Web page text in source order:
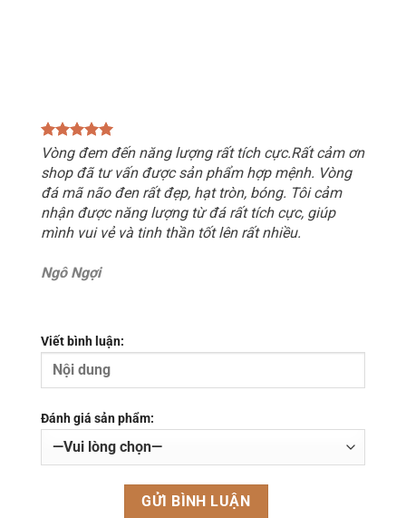
Vòng đem đến năng lượng rất tích cực.Rất cảm ơn
shop đã tư vấn được sản phẩm hợp mệnh. Vòng
đá mã não đen rất đẹp, hạt tròn, bóng. Tôi cảm
nhận được năng lượng từ đá rất tích cực, giúp
mình vui vẻ và tinh thần tốt lên rất nhiều.
Ngô Ngợi
Viết bình luận:
Đánh giá sản phẩm: